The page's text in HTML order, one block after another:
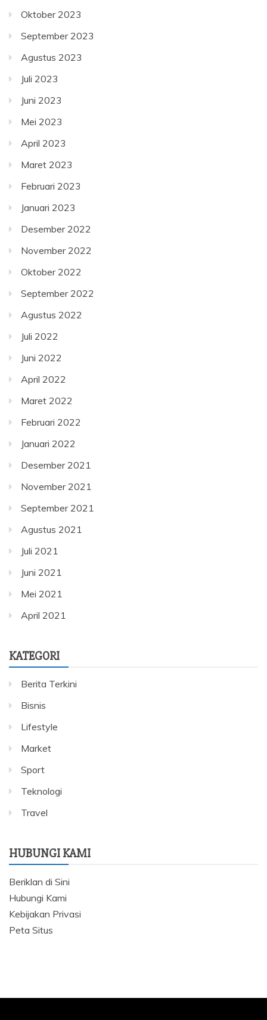
Oktober 2023
September 2023
Agustus 2023
Juli 2023
Juni 2023
Mei 2023
April 2023
Maret 2023
Februari 2023
Januari 2023
Desember 2022
November 2022
Oktober 2022
September 2022
Agustus 2022
Juli 2022
Juni 2022
April 2022
Maret 2022
Februari 2022
Januari 2022
Desember 2021
November 2021
September 2021
Agustus 2021
Juli 2021
Juni 2021
Mei 2021
April 2021
KATEGORI
Berita Terkini
Bisnis
Lifestyle
Market
Sport
Teknologi
Travel
HUBUNGI KAMI
Beriklan di Sini
Hubungi Kami
Kebijakan Privasi
Peta Situs